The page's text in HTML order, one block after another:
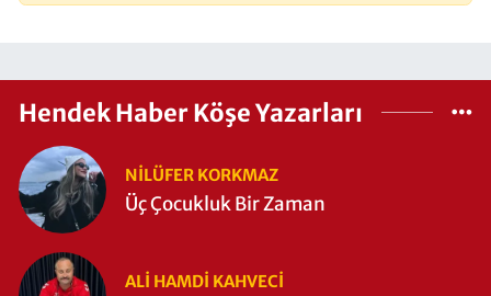
Hendek Haber Köşe Yazarları
NILÜFER KORKMAZ
Üç Çocukluk Bir Zaman
ALI HAMDI KAHVECİ